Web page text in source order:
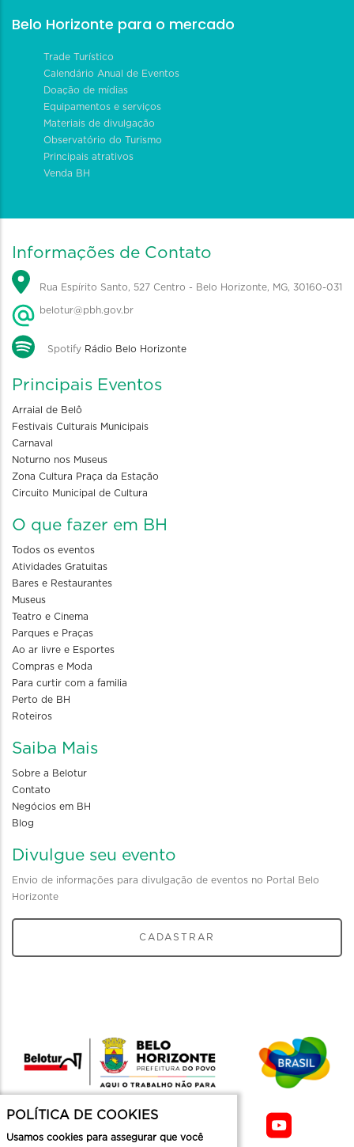
Belo Horizonte para o mercado
Trade Turístico
Calendário Anual de Eventos
Doação de mídias
Equipamentos e serviços
Materiais de divulgação
Observatório do Turismo
Principais atrativos
Venda BH
Informações de Contato
Rua Espírito Santo, 527 Centro - Belo Horizonte, MG, 30160-031
belotur@pbh.gov.br
Spotify Rádio Belo Horizonte
Principais Eventos
Arraial de Belô
Festivais Culturais Municipais
Carnaval
Noturno nos Museus
Zona Cultura Praça da Estação
Circuito Municipal de Cultura
O que fazer em BH
Todos os eventos
Atividades Gratuitas
Bares e Restaurantes
Museus
Teatro e Cinema
Parques e Praças
Ao ar livre e Esportes
Compras e Moda
Para curtir com a familia
Perto de BH
Roteiros
Saiba Mais
Sobre a Belotur
Contato
Negócios em BH
Blog
Divulgue seu evento
Envio de informações para divulgação de eventos no Portal Belo
Horizonte
CADASTRAR
POLÍTICA DE COOKIES
Usamos cookies para assegurar que você